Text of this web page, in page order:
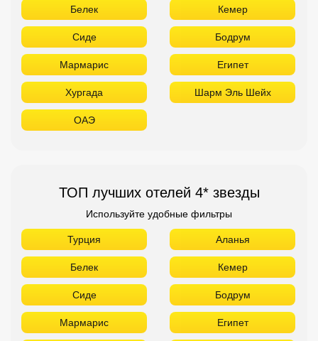
ТОП лучших отелей 4* звезды
Используйте удобные фильтры
Турция
Хургада Шарм Эль Шейх
ОАЭ Абу Даби
Дубай Аджман
Шарджа Фуджейра
Таиланд Паттайя